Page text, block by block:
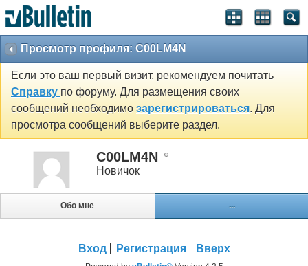
Просмотр профиля: C00LM4N
Если это ваш первый визит, рекомендуем почитать
Справку по форуму. Для размещения своих
сообщений необходимо зарегистрироваться. Для
просмотра сообщений выберите раздел.
C00LM4N
Новичок
Обо мне ...
Вход Регистрация Вверх